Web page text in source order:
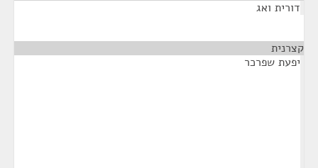
דורית ואג
קצרנית
יפעת שפרכר